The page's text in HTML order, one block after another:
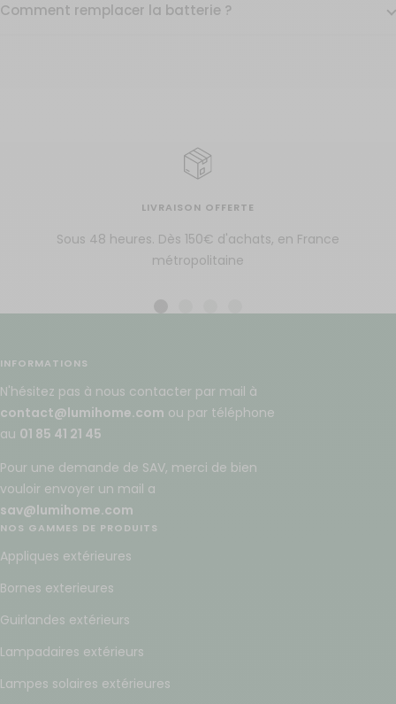
Comment remplacer la batterie ?
LIVRAISON OFFERTE
Sous 48 heures. Dès 150€ d'achats, en France
métropolitaine
AllerAllerAllerAller
INFORMATIONS
N'hésitez pas à nous contacter par mail à
contact@lumihome.com ou par téléphone
au 01 85 41 21 45
Pour une demande de SAV, merci de bien
vouloir envoyer un mail a
sav@lumihome.com
NOS GAMMES DE PRODUITS
Appliques extérieures
Bornes exterieures
Guirlandes extérieurs
Lampadaires extérieurs
Lampes solaires extérieures